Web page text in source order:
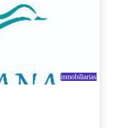
inmobiliarias